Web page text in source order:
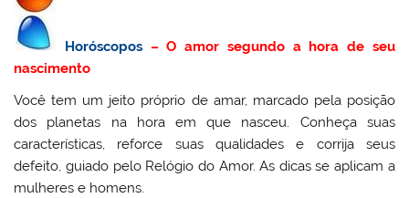
Horóscopos– O amor segundo a hora de seu
nascimento
Você tem um jeito próprio de amar, marcado pela posição
dos planetas na hora em que nasceu. Conheça suas
características, reforce suas qualidades e corrija seus
defeito, guiado pelo Relógio do Amor. As dicas se aplicam a
mulheres e homens.